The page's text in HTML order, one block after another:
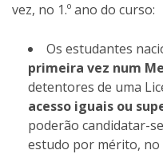
vez, no 1.º ano do curso:
Os estudantes
primeira vez num
detentores de uma
acesso iguais ou
poderão candidatar-
estudo por mérito, no